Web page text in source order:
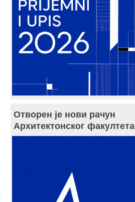
Отворен је нови рачун
Архитектонског факултета